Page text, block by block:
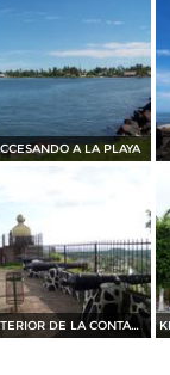
A LA PLAYA
EXTERIOR DE LA CONTADURIA